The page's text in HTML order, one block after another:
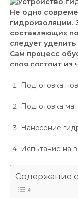
Не одно
гидроизоляции.
составляющих
следует
Сам процесс
слоя состоит из
Подготовка
Подготовка
Нанесение
Испытание на
Содержание